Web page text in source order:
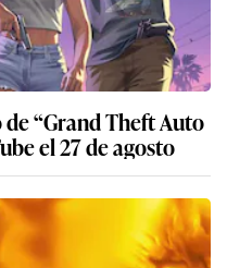
“Grand Theft Auto
el 27 de agosto